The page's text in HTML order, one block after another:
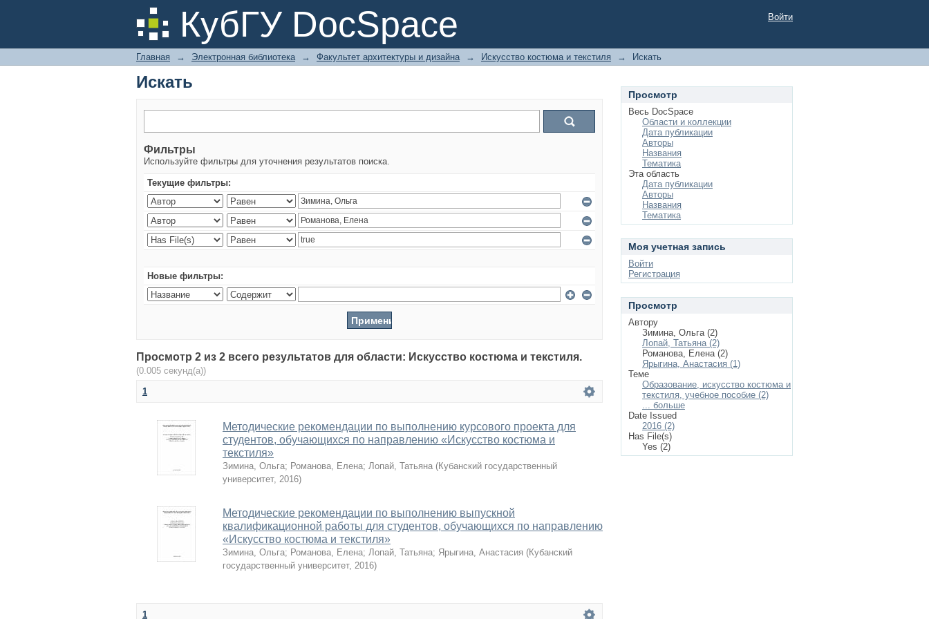
КубГУ DocSpace
Искать Войти
Главная → Электронная библиотека → Факультет архитектуры и дизайна → Искусство костюма и текстиля → Искать
Искать
Фильтры
Используйте фильтры для уточнения результатов поиска.
Текущие фильтры:
Новые фильтры:
Просмотр 2 из 2 всего результатов для области: Искусство костюма и текстиля.
(0.005 секунд(а))
1
Методические рекомендации по выполнению курсового проекта для
студентов, обучающихся по направлению «Искусство костюма и
текстиля»
Зимина, Ольга; Романова, Елена; Лопай, Татьяна (Кубанский государственный
университет, 2016)
Методические рекомендации по выполнению выпускной
квалификационной работы для студентов, обучающихся по направлению
«Искусство костюма и текстиля»
Зимина, Ольга; Романова, Елена; Лопай, Татьяна; Ярыгина, Анастасия (Кубанский
государственный университет, 2016)
1
Просмотр
Весь DocSpace
Области и коллекции
Дата публикации
Авторы
Названия
Тематика
Эта область
Дата публикации
Авторы
Названия
Тематика
Моя учетная запись
Войти
Регистрация
Просмотр
Автору
Зимина, Ольга (2)
Лопай, Татьяна (2)
Романова, Елена (2)
Ярыгина, Анастасия (1)
Теме
Образование, искусство костюма и
текстиля, учебное пособие (2)
... больше
Date Issued
2016 (2)
Has File(s)
Yes (2)